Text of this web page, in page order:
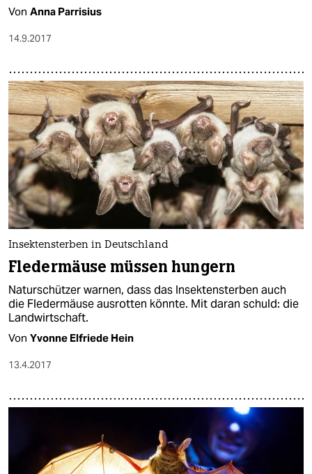
Von Anna Parrisius
14.9.2017
Insektensterben in Deutschland
Fledermäuse müssen hungern
Naturschützer warnen, dass das Insektensterben auch
die Fledermäuse ausrotten könnte. Mit daran schuld: die
Landwirtschaft.
Von Yvonne Elfriede Hein
13.4.2017